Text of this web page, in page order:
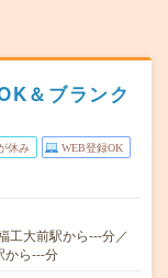
＆ブランク
休み WEB登録OK
工大前駅から---分／
から---分